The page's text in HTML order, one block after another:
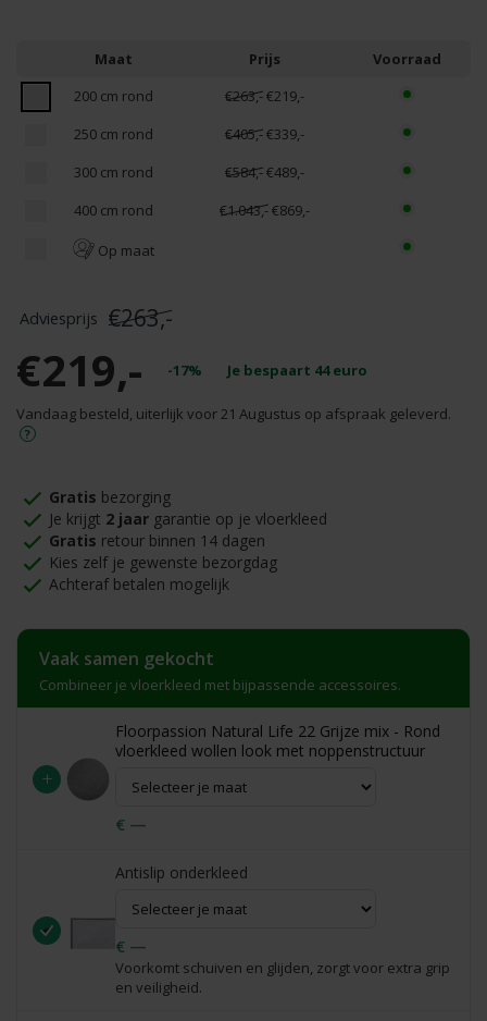
Maat Prijs
Voorraad
200 cm rond
€263,-€219,-
250 cm rond
€405,-€339,-
300 cm rond
€584,-€489,-
400 cm rond
€1.043,-€869,-
Op maat
€263,-
€219,- -17% Je bespaart 44euro
Vandaag besteld, uiterlijk voor 21 Augustus op afspraak geleverd.
Gratis bezorging
Je krijgt 2 jaar garantie op je vloerkleed
Gratis retour binnen 14 dagen
Kies zelf je gewenste bezorgdag
Achteraf betalen mogelijk
Vaak samen gekocht
Combineer je vloerkleed met bijpassende accessoires.
+
Floorpassion Natural Life 22 Grijze mix - Rond
vloerkleed wollen look met noppenstructuur
€ —
Antislip onderkleed
€ —
Voorkomt schuiven en glijden, zorgt voor extra grip
en veiligheid.